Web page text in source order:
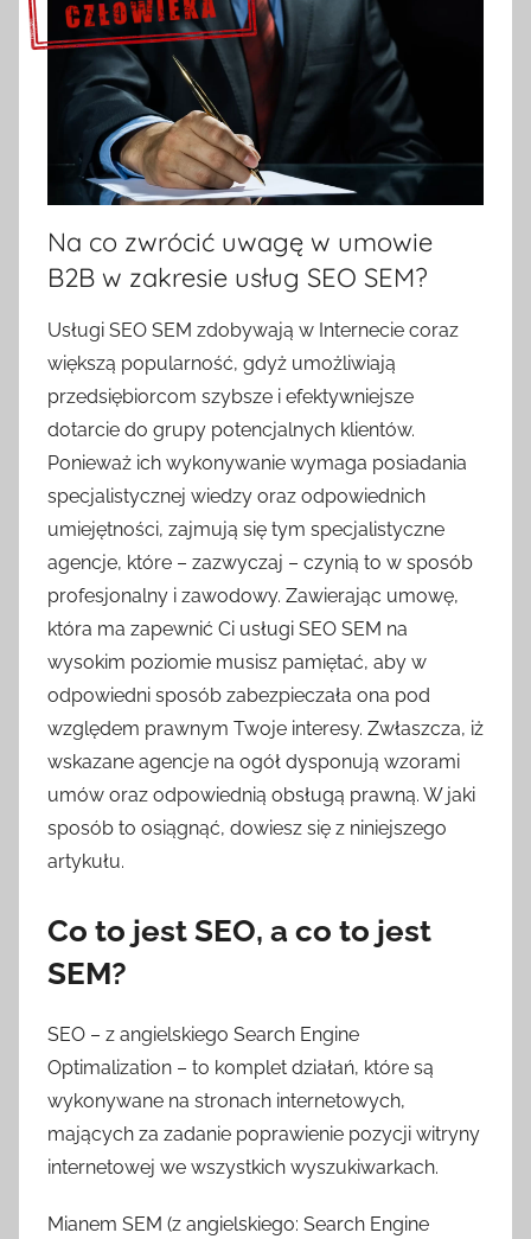
Sprawdź szczegóły >>>
Na co zwrócić uwagę w umowie
B2B w zakresie usług SEO SEM?
Usługi SEO SEM zdobywają w Internecie coraz
większą popularność, gdyż umożliwiają
przedsiębiorcom szybsze i efektywniejsze
dotarcie do grupy potencjalnych klientów.
Ponieważ ich wykonywanie wymaga posiadania
specjalistycznej wiedzy oraz odpowiednich
umiejętności, zajmują się tym specjalistyczne
agencje, które – zazwyczaj – czynią to w sposób
profesjonalny i zawodowy. Zawierając umowę,
która ma zapewnić Ci usługi SEO SEM na
wysokim poziomie musisz pamiętać, aby w
odpowiedni sposób zabezpieczała ona pod
względem prawnym Twoje interesy. Zwłaszcza, iż
wskazane agencje na ogół dysponują wzorami
umów oraz odpowiednią obsługą prawną. W jaki
sposób to osiągnąć, dowiesz się z niniejszego
artykułu.
Co to jest SEO, a co to jest
SEM?
SEO – z angielskiego Search Engine
Optimalization – to komplet działań, które są
wykonywane na stronach internetowych,
mających za zadanie poprawienie pozycji witryny
internetowej we wszystkich wyszukiwarkach.
Mianem SEM (z angielskiego: Search Engine